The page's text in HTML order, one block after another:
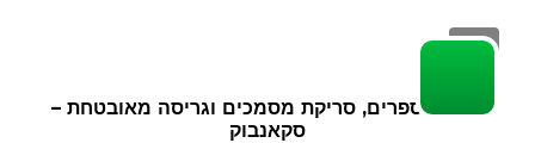
TOGGLE NAVIGATION
סריקת ספרים, סריקת מסמכים וגריסה מאובטחת –
סקאנבוק